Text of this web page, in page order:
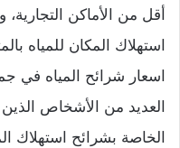
أقل من الأماكن
استهلاك المكان للمياه
اسعار شرائح المياه في
العديد من الأشخاص
الخاصة بشرائح استهلاك